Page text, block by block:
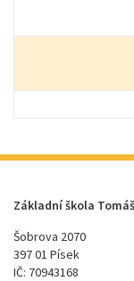
Základní škola
Šobrova 2070
397 01 Písek
IČ: 70943168